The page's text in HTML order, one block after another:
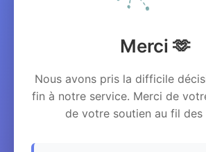
Merci 🫶
Nous avons pris la difficile
fin à notre service. Merci de
de votre soutien au fil des